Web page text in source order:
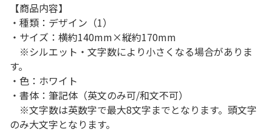
【商品内容】
・種類：デザイン（1）
・サイズ：横約140mm×縦約170mm
※シルエット・文字数により小さくなる場合がありま
す。
・色：ホワイト
・書体：筆記体（英文のみ可/和文不可）
※文字数は英数字で最大8文字までとなります。頭文字
のみ大文字となります。